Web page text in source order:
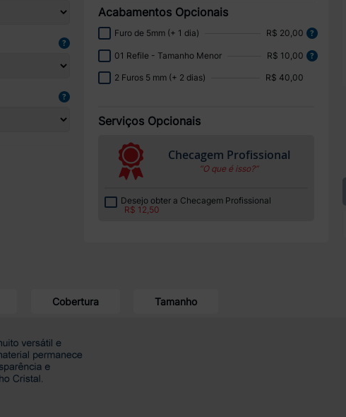
Acabamentos Opcionais
Furo de 5mm (+ 1 dia) R$ 20,00
01 Refile - Tamanho Menor R$ 10,00
2 Furos 5 mm (+ 2 dias) R$ 40,00
Serviços Opcionais
Checagem Profissional
“O que é isso?”
Desejo obter a Checagem Profissional
R$ 12,50
Cobertura Tamanho